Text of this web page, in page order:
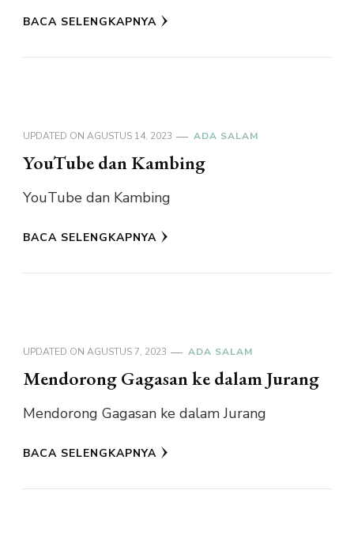
BACA SELENGKAPNYA
UPDATED ON AGUSTUS 14, 2023 ADA SALAM
YouTube dan Kambing
YouTube dan Kambing
BACA SELENGKAPNYA
UPDATED ON AGUSTUS 7, 2023 ADA SALAM
Mendorong Gagasan ke dalam Jurang
Mendorong Gagasan ke dalam Jurang
BACA SELENGKAPNYA